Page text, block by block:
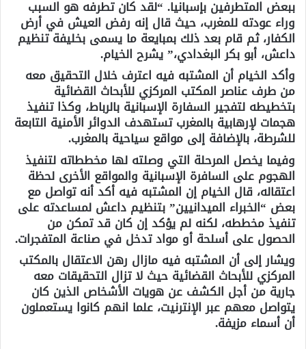
ببعض المتطرفين بإسبانيا. “لقد كان تطرفه هو السبب
وراء عودته للمغرب، حيث قال إنه رفض العيش في أرض
الكفار، ثم قام بعد ذلك بمبايعة ما يسمى بخليفة تنظيم
داعش، أبو بكر البغدادي،” يشرح الخيام.
وأكد الخيام أن المشتبه فيه اعترف خلال التحقيق معه
من طرف عناصر المكتب المركزي للأبحاث القضائية
بتخطيطه لتفجير السفارة الإسبانية بالرباط، وكذا تنفيذ
هجمات لإرهابية بالمغرب تستهدف الدوائر الأمنية التابعة
للشرطة، بالإضافة إلى مواقع سياحية بالمغرب.
وفيما يخصل المرحلة التي وصلته لها مخططاته لتنفيذ
الهجوم على السافرة الإسبانية والمواقع الأخرى لحظة
اعتقاله، قال الخيام إن المشتبه فيه أكد أنه تواصل مع
بعض “الخبراء الميدانيين” بتنظيم داعش لمساعدته على
تنفيذ مخططه، لكنه لم يؤكد إن كان قد تمكن من
الحصول على أسلحة أو مواد تدخل في صناعة المتفجرات.
ويشار إلى أن المشتبه فيه مازال رهن الاعتقال بالمكتب
المركزي للأبحاث القضائية حيث لا تزال التحقيقات معه
جارية من أجل الكشف عن هويات الأشخاص الذين كان
يتواصل معهم عبر الإنترنيت، علما انهم كانوا يستعملون
أن أسماء مزيفة.